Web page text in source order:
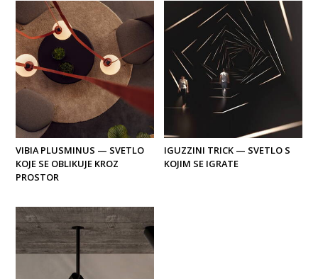
VIBIA PLUSMINUS — SVETLO
KOJE SE OBLIKUJE KROZ
PROSTOR
IGUZZINI TRICK — SVETLO S
KOJIM SE IGRATE